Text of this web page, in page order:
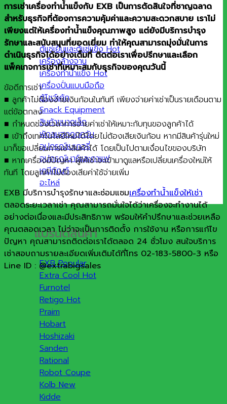
ตู้แช่เย็นและตู้แช่แข็ง
เครื่องล้างจาน
เครื่องทำน้ำแข็ง
เครื่องปั่นแบบมือถือ
ตู้โชว์เค้ก
Snack Equipment
สินค้าขนาดเล็ก
พัดลมฮูดดูดควัน
อุปกรณ์เบเกอรี่
อุปกรณ์บาร์และกาแฟ
เคมีภัณฑ์
อะไหล่
แบรนด์สินค้า
EXB
Extra Cool
Furnotel
Retigo
Praim
Hobart
Hoshizaki
Sanden
Rational
Robot Coupe
Kolb
Kidde
การเช่าเครื่องทำน้ำแข็งกับ EXB เป็นการตัดสินใจที่ชาญฉลาด
สำหรับธุรกิจที่ต้องการความคุ้มค่าและความสะดวกสบาย เราไม่
เพียงแต่ให้เครื่องทำน้ำแข็งคุณภาพสูง แต่ยังมีบริการบำรุง
รักษาและสนับสนุนที่ยอดเยี่ยม ทำให้คุณสามารถมุ่งมั่นในการ
ดำเนินธุรกิจได้อย่างเต็มที่ ติดต่อเราเพื่อปรึกษาและเลือก
แพ็คเกจการเช่าที่เหมาะสมกับธุรกิจของคุณวันนี้
ข้อดีการเช่า
■ ลูกค้าไม่ต้องจ่ายเงินก้อนในทันที เพียงจ่ายค่าเช่าเป็นรายเดือนตาม
แต่ข้อตกลง
■ กำหนดช่วงเวลาการจ่ายค่าเช่าให้เหมาะกับทุนของลูกค้าได้
■ เข้าถึงเทคโนโลยีใหม่ได้โดยไม่ต้องเสียเงินก้อน หากมีสินค้ารุ่นใหม่
มาก็ขอเปลี่ยนการเช่าสินค้าได้ โดยเป็นไปตามเงื่อนไขของบริษัท
■ หากเครื่องมีปัญหา ผู้ให้เช่าจะเข้ามาดูแลหรือเปลี่ยนเครื่องใหม่ให้
ทันที โดยลูกค้าไม่ต้องเสียค่าใช้จ่ายเพิ่ม
EXB มีบริการบำรุงรักษาและซ่อมแซมเครื่องทำน้ำแข็งให้เช่า
ตลอดระยะเวลาเช่า คุณสามารถมั่นใจได้ว่าเครื่องจะทำงานได้
อย่างต่อเนื่องและมีประสิทธิภาพ พร้อมให้คำปรึกษาและช่วยเหลือ
คุณตลอดเวลา ไม่ว่าจะเป็นการติดตั้ง การใช้งาน หรือการแก้ไข
ปัญหา คุณสามารถติดต่อเราได้ตลอด 24 ชั่วโมง สนใจบริการ
เช่าสอบถามรายละเอียดเพิ่มเติมได้ที่โทร 02-183-5800-3 หรือ
Line ID : @extrabigsales